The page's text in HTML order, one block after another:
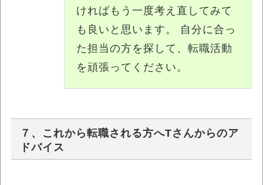
ければもう一度考え直してみて
も良いと思います。 自分に合っ
た担当の方を探して、転職活動
を頑張ってください。
７、これから転職される方へTさんからのア
ドバイス